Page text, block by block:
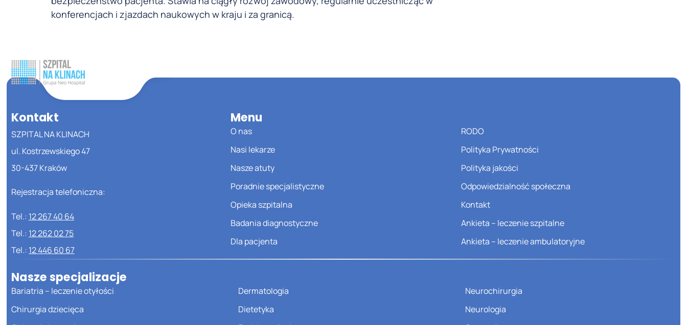
konferencjach i zjazdach naukowych w kraju i za granicą.
Kontakt
SZPITAL NA KLINACH
ul. Kostrzewskiego 47
30-437 Kraków
Rejestracja telefoniczna:
Tel.: 12 267 40 64
Tel.: 12 262 02 75
Tel.: 12 446 60 67
Menu
O nas
Nasi lekarze
Nasze atuty
Poradnie specjalistyczne
Opieka szpitalna
Badania diagnostyczne
Dla pacjenta
RODO
Polityka Prywatności
Polityka jakości
Odpowiedzialność społeczna
Kontakt
Ankieta – leczenie szpitalne
Ankieta – leczenie ambulatoryjne
Nasze specjalizacje
Bariatria – leczenie otyłości
Chirurgia dziecięca
Dermatologia
Dietetyka
Neurochirurgia
Neurologia